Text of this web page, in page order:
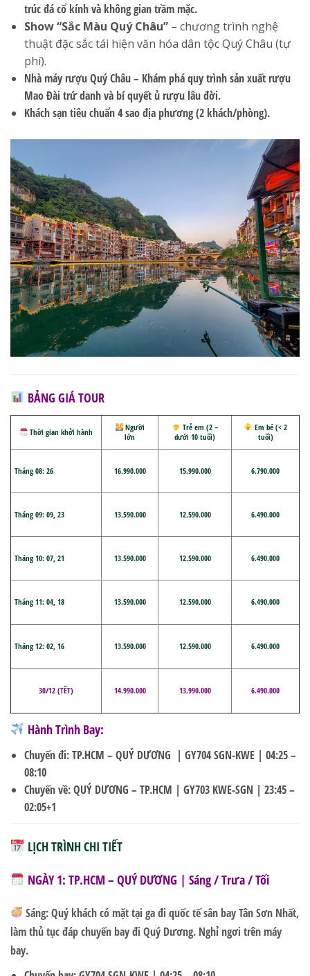
trúc đá cổ kính và không gian trầm mặc.
Show “Sắc Màu Quý Châu” – chương trình nghệ
thuật đặc sắc tái hiện văn hóa dân tộc Quý Châu (tự
phí).
Nhà máy rượu Quý Châu– Khám phá quy trình sản xuất rượu
Mao Đài trứ danh và bí quyết ủ rượu lâu đời.
Khách sạn tiêu chuẩn 4 sao địa phương (2 khách/phòng).
BẢNG GIÁ TOUR
Thời gian khởi hành
Người
lớn
Trẻ em (2 –
dưới 10 tuổi)
Em bé (< 2
tuổi)
Tháng 08: 26 16.990.000 15.990.000 6.790.000
Tháng 09: 09, 23 13.590.000 12.590.000 6.490.000
Tháng 10: 07, 21 13.590.000 12.590.000 6.490.000
Tháng 11: 04, 18 13.590.000 12.590.000 6.490.000
Tháng 12: 02, 16 13.590.000 12.590.000 6.490.000
30/12 (TẾT) 14.990.000 13.990.000 6.490.000
Hành Trình Bay:
Chuyến đi: TP.HCM – QUÝ DƯƠNG | GY704 SGN-KWE | 04:25 –
08:10
Chuyến về: QUÝ DƯƠNG – TP.HCM | GY703 KWE-SGN | 23:45 –
02:05+1
LỊCH TRÌNH CHI TIẾT
NGÀY 1: TP.HCM – QUÝ DƯƠNG | Sáng / Trưa / Tối
Sáng:Quý khách có mặt tại ga đi quốc tế sân bay Tân Sơn Nhất,
làm thủ tục đáp chuyến bay đi Quý Dương. Nghỉ ngơi trên máy
bay.